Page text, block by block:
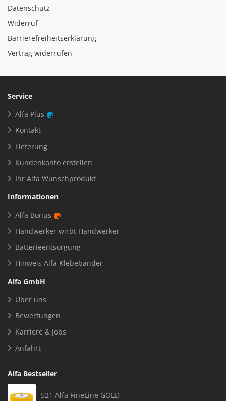
Datenschutz
Widerruf
Barrierefreiheitserklärung
Vertrag widerrufen
Service
Alfa Plus
Kontakt
Lieferung
Kundenkonto erstellen
Ihr Alfa Wunschprodukt
Informationen
Alfa Bonus
Handwerker wirbt Handwerker
Batterieentsorgung
Hinweis Alfa Klebebänder
Alfa GmbH
Über uns
Bewertungen
Karriere & Jobs
Anfahrt
Alfa Bestseller
521 Alfa FineLine GOLD